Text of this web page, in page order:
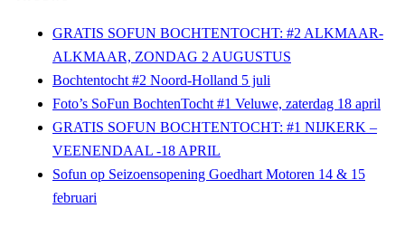
GRATIS SOFUN BOCHTENTOCHT: #2 ALKMAAR-
ALKMAAR, ZONDAG 2 AUGUSTUS
Bochtentocht #2 Noord-Holland 5 juli
Foto’s SoFun BochtenTocht #1 Veluwe, zaterdag 18 april
GRATIS SOFUN BOCHTENTOCHT: #1 NIJKERK –
VEENENDAAL -18 APRIL
Sofun op Seizoensopening Goedhart Motoren 14 & 15
februari